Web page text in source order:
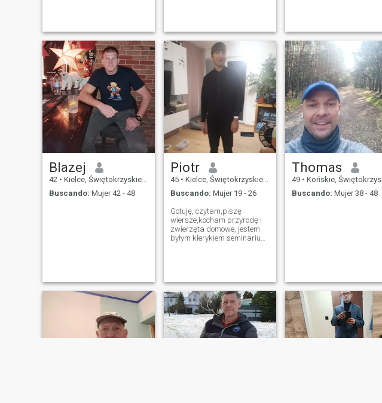
Blazej
42 • Kielce, Świętokrzyskie, Polonia
Buscando: Mujer 42 - 48
Piotr
45 • Kielce, Świętokrzyskie, Polonia
Buscando: Mujer 19 - 26
Gotuję, czytam,piszę
wiersze,kocham przyrodę i
zwierzęta domowe, jestem
byłym klerykiem seminarium
Thomas
49 • Końskie, Świętokrzyskie, Polonia
Buscando: Mujer 38 - 48